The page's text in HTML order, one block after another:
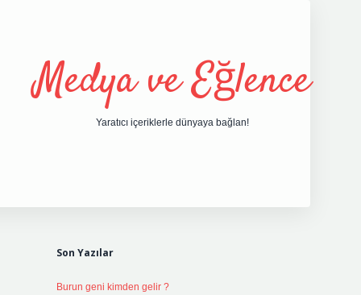
Medya ve Eğlence
Yaratıcı içeriklerle dünyaya bağlan!
Son Yazılar
Burun geni kimden gelir ?